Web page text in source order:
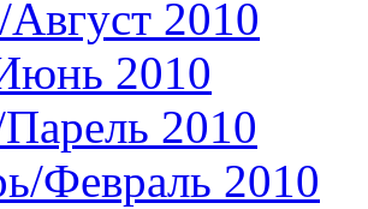
2010
2010
2010
Февраль 2010